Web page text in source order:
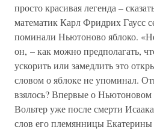
просто красивая легенда –
математик Карл Фридрих Гаусс
поминали Ньютоново яблоко.
он, – как можно предполагать,
ускорить или замедлить это
словом о яблоке не упоминал.
взялось? Впервые о Ньютоновом
Вольтер уже после смерти
слов его племянницы